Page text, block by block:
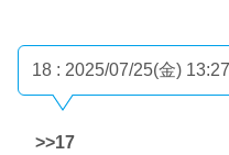
18 : 2025/07/25(金)
>>17